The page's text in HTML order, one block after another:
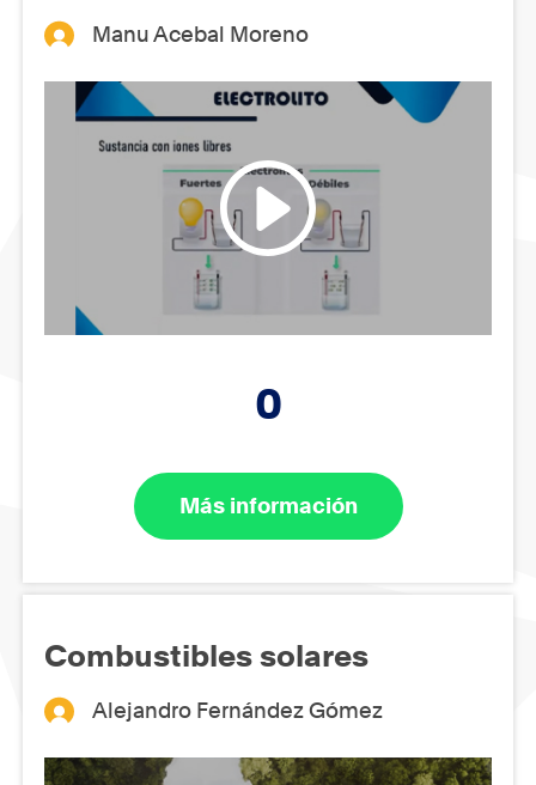
Manu Acebal Moreno
0
Más información
Combustibles solares
Alejandro Fernández Gómez